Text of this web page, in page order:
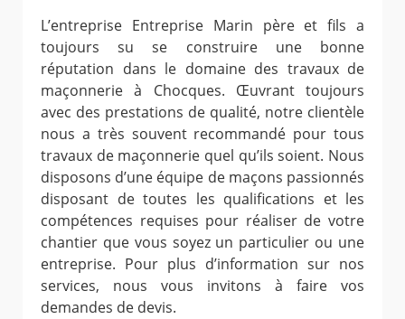
L’entreprise Entreprise Marin père et fils a
toujours su se construire une bonne
réputation dans le domaine des travaux de
maçonnerie à Chocques. Œuvrant toujours
avec des prestations de qualité, notre clientèle
nous a très souvent recommandé pour tous
travaux de maçonnerie quel qu’ils soient. Nous
disposons d’une équipe de maçons passionnés
disposant de toutes les qualifications et les
compétences requises pour réaliser de votre
chantier que vous soyez un particulier ou une
entreprise. Pour plus d’information sur nos
services, nous vous invitons à faire vos
demandes de devis.